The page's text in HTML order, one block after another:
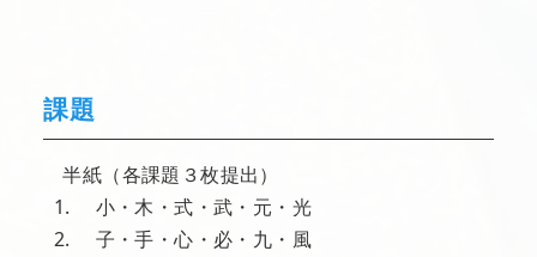
課題
半紙（各課題３枚提出）
小・木・式・武・元・光
子・手・心・必・九・風